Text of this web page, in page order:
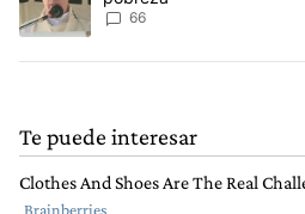
66